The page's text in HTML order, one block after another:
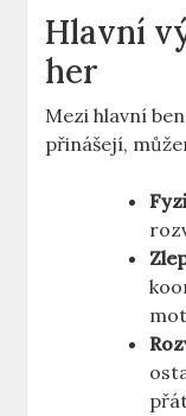
Hlavní
her
Mezi hlavní
přinášejí,